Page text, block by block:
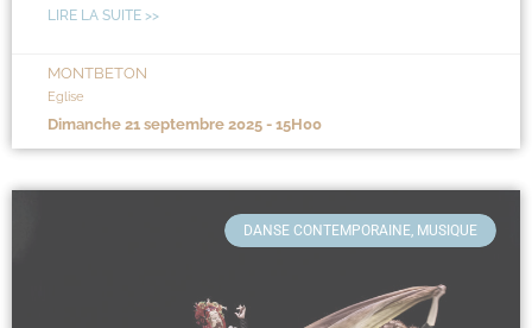
LIRE LA SUITE >>
MONTBETON
Eglise
dimanche 21 septembre 2025 - 15H00
DANSE CONTEMPORAINE, MUSIQUE